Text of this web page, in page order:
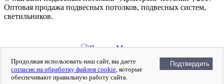
Оптовая продажа подвесных потолков, подвесных систем,
светильников.
Войти
Сравнение 0
Отложенные 0
Продолжая использовать наш сайт, вы даете
согласие на обработку файлов cookie, которые
обеспечивают правильную работу сайта.
Подтвердить